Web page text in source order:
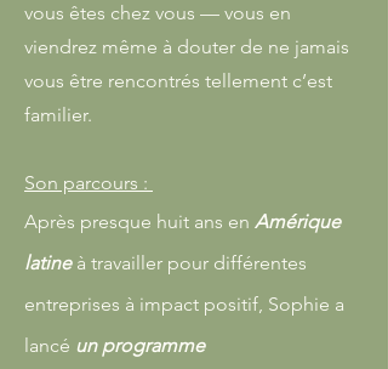
vous êtes chez vous — vous en
viendrez même à douter de ne jamais
vous être rencontrés tellement c’est
familier.
Son parcours :
Après presque huit ans en Amérique
latineà travailler pour différentes
entreprises à impact positif, Sophie a
lancé un programme